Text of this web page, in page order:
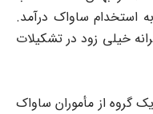
استخدام ساواک درآمد.
خیلی زود در تشکیلات
گروه از مأموران ساواک